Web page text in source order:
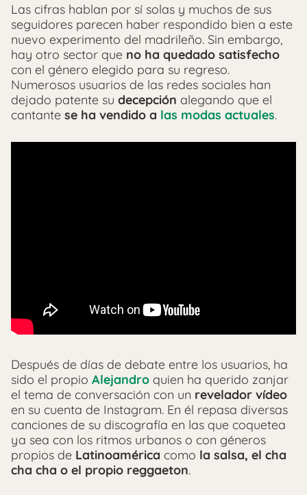
Las cifras hablan por sí solas y muchos de sus
seguidores parecen haber respondido bien a este
nuevo experimento del madrileño. Sin embargo,
hay otro sector que no ha quedado satisfecho
con el género elegido para su regreso.
Numerosos usuarios de las redes sociales han
dejado patente su decepción alegando que el
cantante se ha vendido a las modas actuales.
Después de días de debate entre los usuarios, ha
sido el propio Alejandro quien ha querido zanjar
el tema de conversación con un revelador vídeo
en su cuenta de Instagram. En él repasa diversas
canciones de su discografía en las que coquetea
ya sea con los ritmos urbanos o con géneros
propios de Latinoamérica como la salsa, el cha
cha cha o el propio reggaeton.